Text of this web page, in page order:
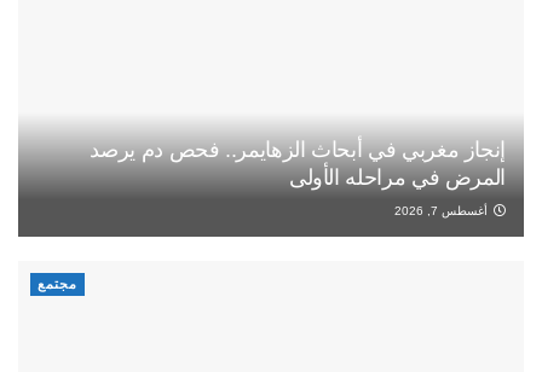
إنجاز مغربي في أبحاث الزهايمر.. فحص دم يرصد
المرض في مراحله الأولى
أغسطس 7, 2026
مجتمع